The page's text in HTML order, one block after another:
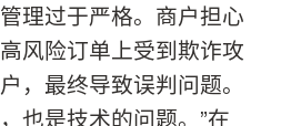
理过于严格。商户担心
风险订单上受到欺诈攻
，最终导致误判问题。
也是技术的问题。”在